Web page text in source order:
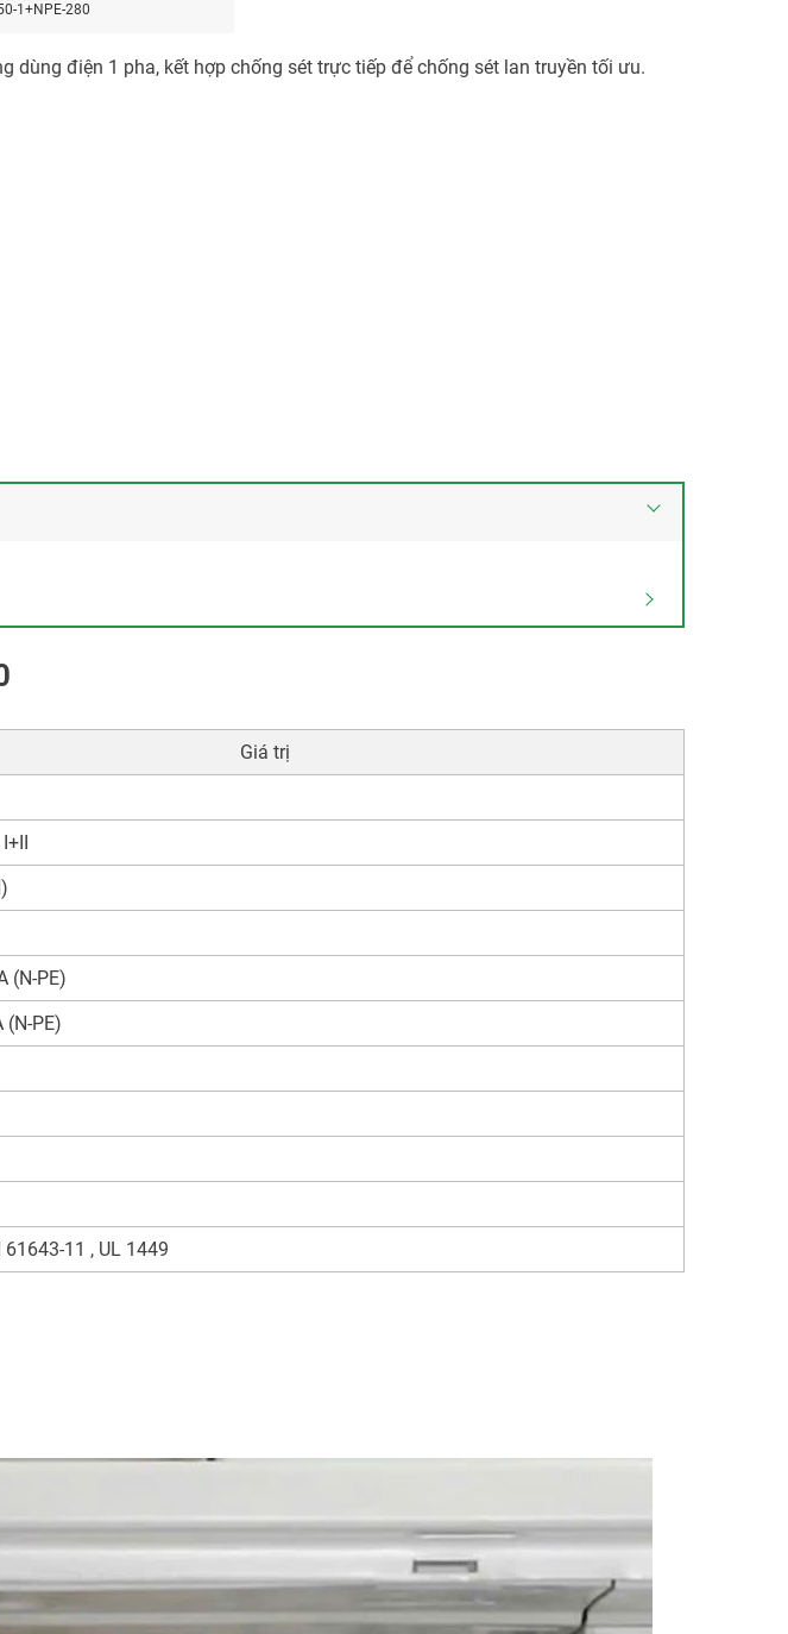
1+NPE-280
điện 1 pha, kết hợp chống sét trực tiếp để chống sét lan truyền tối ưu.
Giá trị
(N-PE)
(N-PE)
61643-11 , UL 1449